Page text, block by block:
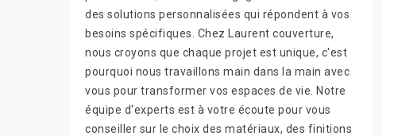
des solutions personnalisées qui répondent à vos
besoins spécifiques. Chez Laurent couverture,
nous croyons que chaque projet est unique, c'est
pourquoi nous travaillons main dans la main avec
vous pour transformer vos espaces de vie. Notre
équipe d'experts est à votre écoute pour vous
conseiller sur le choix des matériaux, des finitions